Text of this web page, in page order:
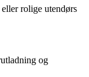
rolige utendørs
og